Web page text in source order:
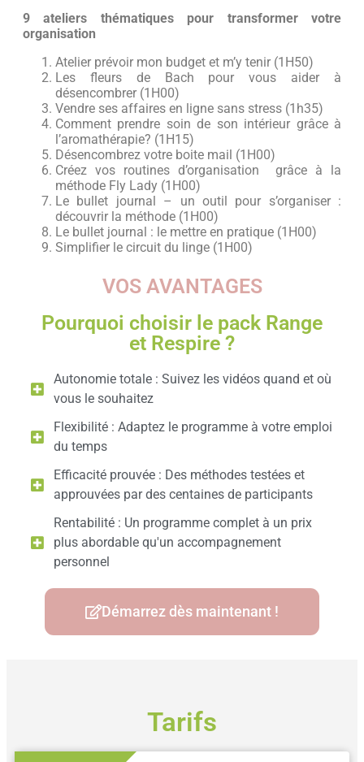
9 ateliers thématiques pour transformer votre
organisation
Atelier prévoir mon budget et m’y tenir (1H50)
Les fleurs de Bach pour vous aider à
désencombrer (1H00)
Vendre ses affaires en ligne sans stress (1h35)
Comment prendre soin de son intérieur grâce à
l’aromathérapie? (1H15)
Désencombrez votre boite mail (1H00)
Créez vos routines d’organisation grâce à la
méthode Fly Lady (1H00)
Le bullet journal – un outil pour s’organiser :
découvrir la méthode (1H00)
Le bullet journal : le mettre en pratique (1H00)
Simplifier le circuit du linge (1H00)
VOS AVANTAGES
Pourquoi choisir le pack Range
et Respire ?
Autonomie totale : Suivez les vidéos quand et où
vous le souhaitez
Flexibilité : Adaptez le programme à votre emploi
du temps
Efficacité prouvée : Des méthodes testées et
approuvées par des centaines de participants
Rentabilité : Un programme complet à un prix
plus abordable qu'un accompagnement
personnel
Démarrez dès maintenant !
Tarifs